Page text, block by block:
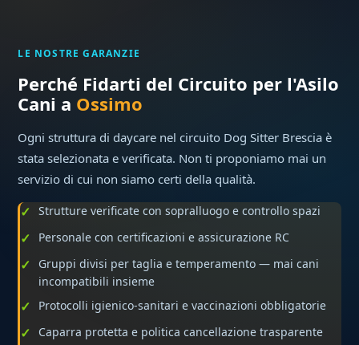
LE NOSTRE GARANZIE
Perché Fidarti del Circuito per l'Asilo
Cani a Ossimo
Ogni struttura di daycare nel circuito Dog Sitter Brescia è
stata selezionata e verificata. Non ti proponiamo mai un
servizio di cui non siamo certi della qualità.
Strutture verificate con sopralluogo e controllo spazi
Personale con certificazioni e assicurazione RC
Gruppi divisi per taglia e temperamento — mai cani
incompatibili insieme
Protocolli igienico-sanitari e vaccinazioni obbligatorie
Caparra protetta e politica cancellazione trasparente